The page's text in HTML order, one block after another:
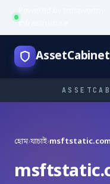
Powered by trustworthy
infrastructure
AssetCabinet
হোম›যাচাই›